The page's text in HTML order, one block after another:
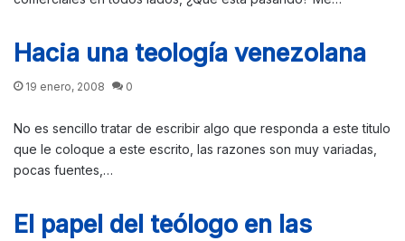
Hacia una teología venezolana
19 enero, 2008 0
No es sencillo tratar de escribir algo que responda a este titulo
que le coloque a este escrito, las razones son muy variadas,
pocas fuentes,…
El papel del teólogo en las